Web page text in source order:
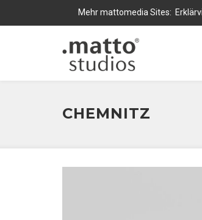
Mehr mattomedia Sites:
CHEMNITZ